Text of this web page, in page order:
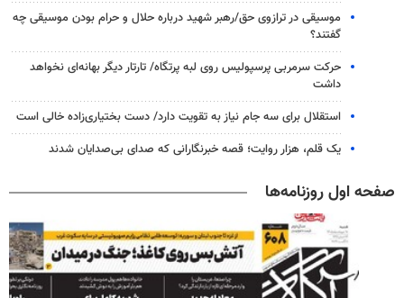
موسیقی در ترازوی حق/رهبر شهید درباره حلال و حرام بودن موسیقی چه
گفتند؟
حرکت سرمربی پرسپولیس روی لبه پرتگاه/ تارتار دیگر بهانه‌ای نخواهد
داشت
استقلال برای سه جام نیاز به تقویت دارد/ دست بختیاری‌زاده خالی است
یک قلم، هزار روایت؛ قصه خبرنگارانی که صدای بی‌صدایان شدند
صفحه اول روزنامه‌ها